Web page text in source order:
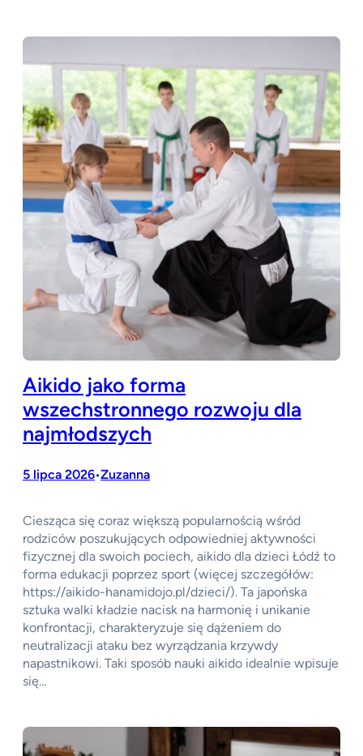
Aikido jako forma
wszechstronnego rozwoju dla
najmłodszych
5 lipca 2026•Zuzanna
Ciesząca się coraz większą popularnością wśród
rodziców poszukujących odpowiedniej aktywności
fizycznej dla swoich pociech, aikido dla dzieci Łódź to
forma edukacji poprzez sport (więcej szczegółów:
https://aikido-hanamidojo.pl/dzieci/). Ta japońska
sztuka walki kładzie nacisk na harmonię i unikanie
konfrontacji, charakteryzuje się dążeniem do
neutralizacji ataku bez wyrządzania krzywdy
napastnikowi. Taki sposób nauki aikido idealnie wpisuje
się…